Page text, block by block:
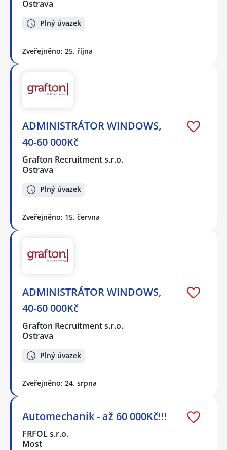
Ostrava
Plný úvazek
Zveřejněno: 25. října
ADMINISTRÁTOR WINDOWS,
40-60 000Kč
Grafton Recruitment s.r.o.
Ostrava
Plný úvazek
Zveřejněno: 15. června
ADMINISTRÁTOR WINDOWS,
40-60 000Kč
Grafton Recruitment s.r.o.
Ostrava
Plný úvazek
Zveřejněno: 24. srpna
Automechanik - až 60 000Kč!!!
FRFOL s.r.o.
Most